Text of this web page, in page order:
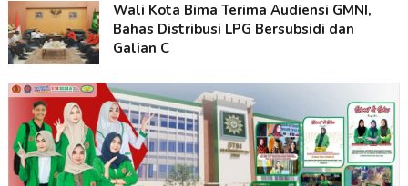
Wali Kota Bima Terima Audiensi GMNI,
Bahas Distribusi LPG Bersubsidi dan
Galian C